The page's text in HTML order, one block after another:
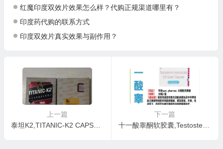
红魔印度双效片效果怎么样？代购正规渠道哪里有？
印度药代购的联系方式
印度双效片真实效果与副作用？
上一篇
泰坦K2,TITANIC-K2 CAPSULE
下一篇